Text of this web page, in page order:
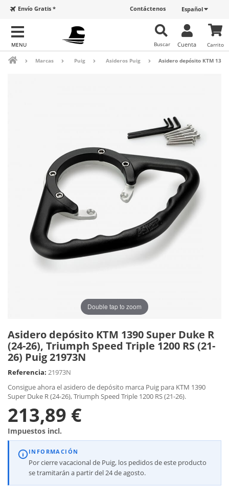
Español
Contáctenos
Envío Gratis *
Carrito
Cuenta
Buscar
Marcas Puig Asideros Puig Asidero depósito KTM
Double tap to zoom
Asidero depósito KTM 1390 Super Duke R
(24-26), Triumph Speed Triple 1200 RS (21-
26) Puig 21973N
Referencia: 21973N
Consigue ahora el asidero de depósito marca Puig para KTM 1390
Super Duke R (24-26), Triumph Speed Triple 1200 RS (21-26).
213,89 €
Impuestos incl.
INFORMACIÓN
Por cierre vacacional de Puig, los pedidos de este producto
se tramitarán a partir del 24 de agosto.